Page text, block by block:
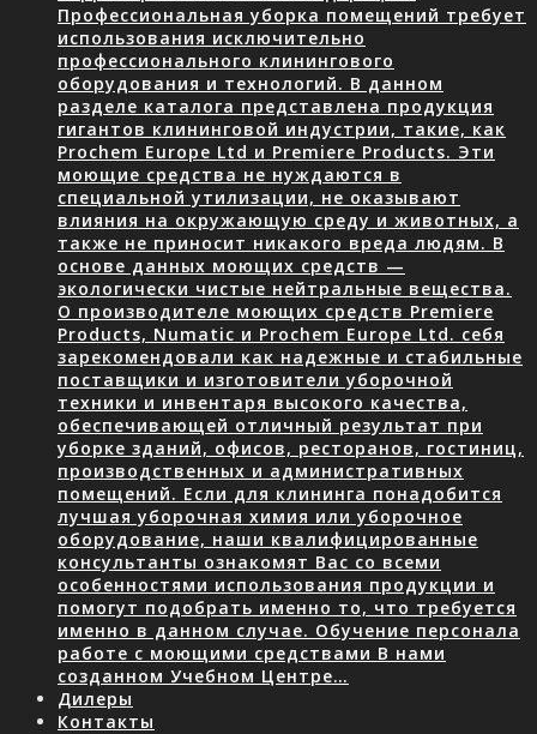
Профессиональная уборка помещений требует
использования исключительно
профессионального клинингового
оборудования и технологий. В данном
разделе каталога представлена продукция
гигантов клининговой индустрии, такие, как
Prochem Europe Ltd и Premiere Products. Эти
моющие средства не нуждаются в
специальной утилизации, не оказывают
влияния на окружающую среду и животных, а
также не приносит никакого вреда людям. В
основе данных моющих средств —
экологически чистые нейтральные вещества.
О производителе моющих средств Premiere
Products, Numatic и Prochem Europe Ltd. себя
зарекомендовали как надежные и стабильные
поставщики и изготовители уборочной
техники и инвентаря высокого качества,
обеспечивающей отличный результат при
уборке зданий, офисов, ресторанов, гостиниц,
производственных и административных
помещений. Если для клининга понадобится
лучшая уборочная химия или уборочное
оборудование, наши квалифицированные
консультанты ознакомят Вас со всеми
особенностями использования продукции и
помогут подобрать именно то, что требуется
именно в данном случае. Обучение персонала
работе с моющими средствами В нами
созданном Учебном Центре…
Дилеры
Контакты